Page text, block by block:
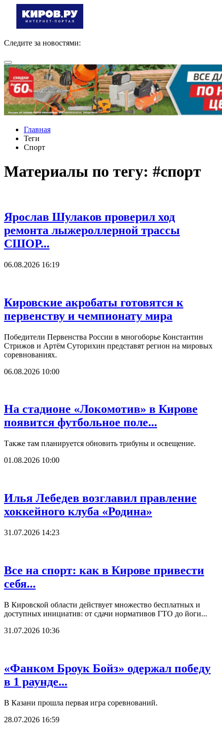
Следите за новостями:
Главная
Теги
Спорт
Материалы по тегу: #спорт
Ярослав Шулаков проверил ход
ремонта лыжероллерной трассы
СШОР...
06.08.2026 16:19
Кировские акробаты готовятся к
первенству и чемпионату мира
Победители Первенства России в многоборье Константин
Стрижов и Артём Суторихин представят регион на мировых
соревнованиях.
06.08.2026 10:00
На стадионе «Локомотив» в Кирове
появится футбольное поле...
Также там планируется обновить трибуны и освещение.
01.08.2026 10:00
Илья Лебедев возглавил правление
хоккейного клуба «Родина»
31.07.2026 14:23
Все на спорт: как в Кирове привести
себя...
В Кировской области действует множество бесплатных и
доступных инициатив: от сдачи нормативов ГТО до йоги...
31.07.2026 10:36
«Фанком Броук Бойз» одержал победу
в 1 раунде...
В Казани прошла первая игра соревнований.
28.07.2026 16:59